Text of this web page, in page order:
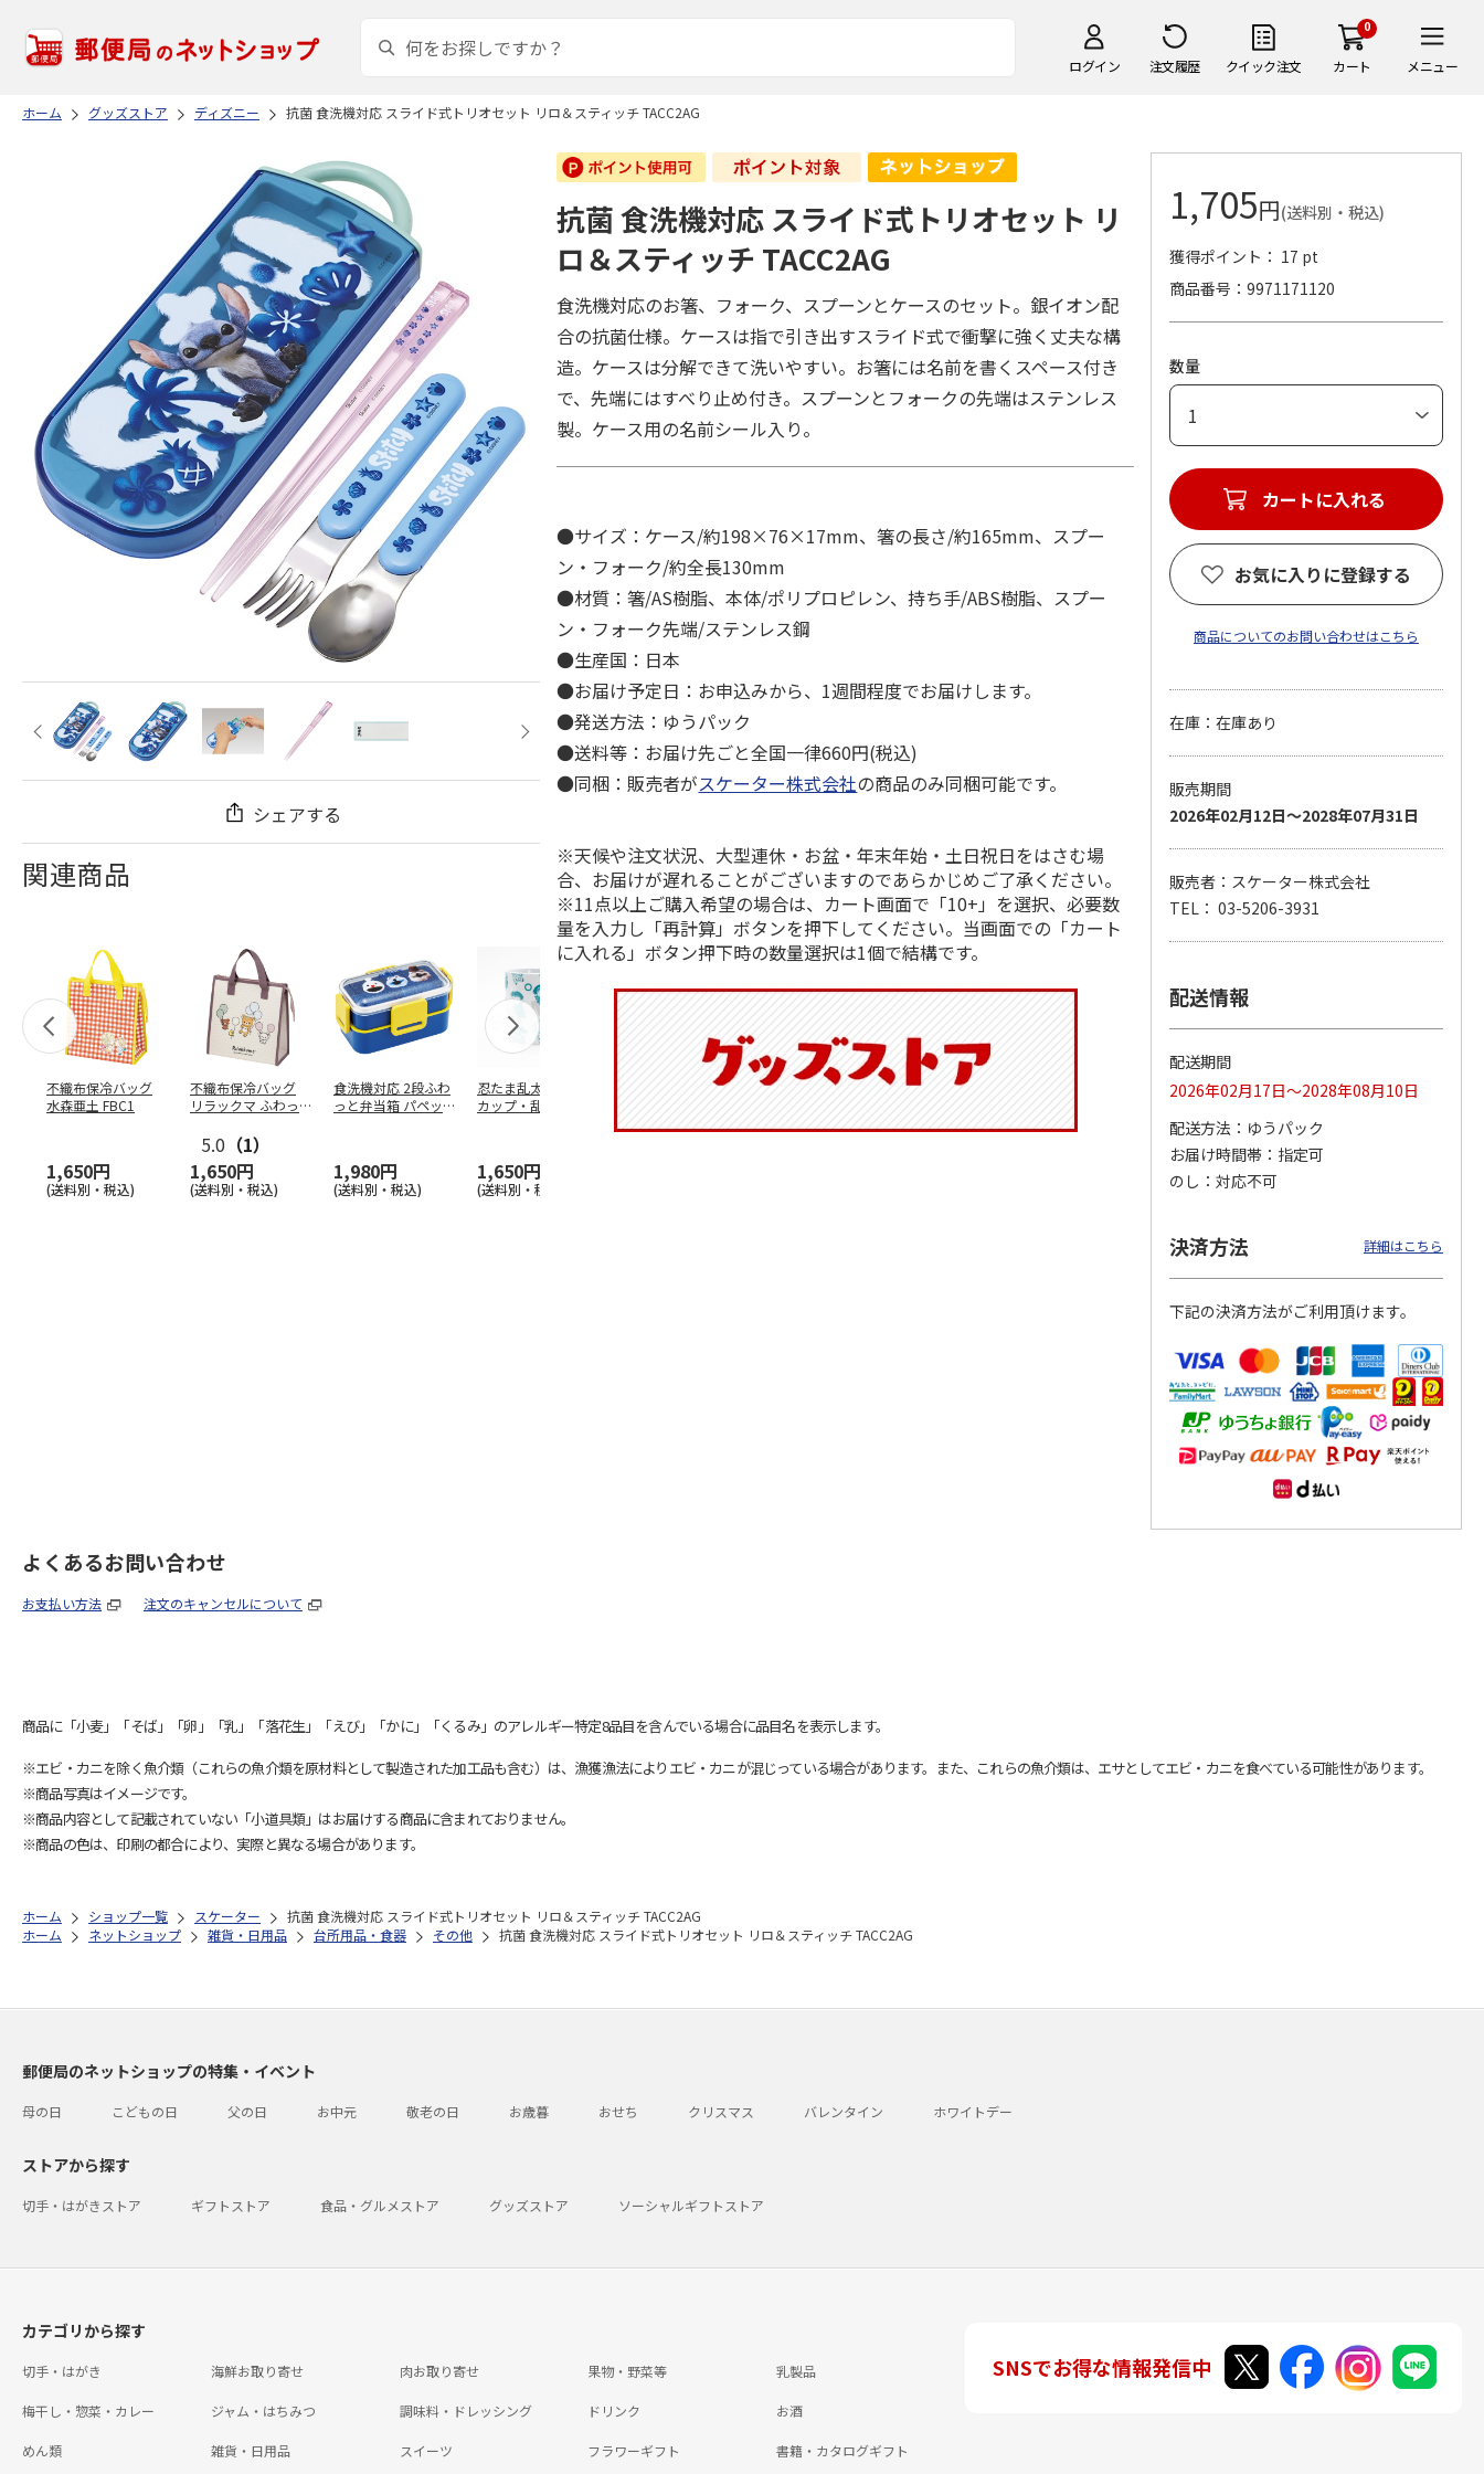
ログイン 注文履歴 クイック注文
0
カート メニュー
ホーム グッズストア ディズニー 抗菌 食洗機対応 スライド式トリオセット リロ＆スティッチ TACC2AG
シェアする
関連商品
不織布保冷バッグ
水森亜土 FBC1
1,650円
(送料別・税込)
不織布保冷バッグ
リラックマ ふわっ
5.0 （1）
1,650円
(送料別・税込)
食洗機対応 2段ふわ
っと弁当箱 パペッ
1,980円
(送料別・税込)
忍たま乱太郎 マグ
カップ・乱太郎・き
1,650円
(送料別・税込)
抗菌食洗機対応 ふ
わっと弁当箱 530ml
水森亜土 PF …
陶器ダイカットマグ
カップ ポムポムプ
リン CHMGD4
マスコット入りドリ
ンクボトル ハロー
キティ PSPR5MC
ふわっとフタタイト
ランチボックス角型
パペットスンスン
コーデュロイ生地ラ
キティ KCOB2
2,200円
(送料別・税込)
八角形ステンレスマ
抗菌 食洗機対応 スライド式トリオセット リ
ロ＆スティッチ TACC2AG
食洗機対応のお箸、フォーク、スプーンとケースのセット。銀イオン配
合の抗菌仕様。ケースは指で引き出すスライド式で衝撃に強く丈夫な構
造。ケースは分解できて洗いやすい。お箸には名前を書くスペース付き
で、先端にはすべり止め付き。スプーンとフォークの先端はステンレス
製。ケース用の名前シール入り。
●サイズ：ケース/約198×76×17mm、箸の長さ/約165mm、スプー
ン・フォーク/約全長130mm
●材質：箸/AS樹脂、本体/ポリプロピレン、持ち手/ABS樹脂、スプー
ン・フォーク先端/ステンレス鋼
●生産国：日本
●お届け予定日：お申込みから、1週間程度でお届けします。
●発送方法：ゆうパック
●送料等：お届け先ごと全国一律660円(税込)
●同梱：販売者がスケーター株式会社の商品のみ同梱可能です。
※天候や注文状況、大型連休・お盆・年末年始・土日祝日をはさむ場
合、お届けが遅れることがございますのであらかじめご了承ください。
※11点以上ご購入希望の場合は、カート画面で「10+」を選択、必要数
量を入力し「再計算」ボタンを押下してください。当画面での「カート
に入れる」ボタン押下時の数量選択は1個で結構です。
1,705円(送料別・税込)
獲得ポイント： 17 pt
商品番号
9971171120
数量
カートに入れる
お気に入りに登録する
商品についてのお問い合わせはこちら
在庫：在庫あり
販売期間
2026年02月12日～2028年07月31日
販売者：スケーター株式会社
TEL： 03-5206-3931
配送情報
配送期間
2026年02月17日～2028年08月10日
配送方法
ゆうパック
お届け時間帯
指定可
のし
対応不可
決済方法 詳細はこちら
下記の決済方法がご利用頂けます。
よくあるお問い合わせ
お支払い方法 注文のキャンセルについて
商品に「小麦」「そば」「卵」「乳」「落花生」「えび」「かに」「くるみ」のアレルギー特定8品目を含んでいる場合に品目名を表示します。
※エビ・カニを除く魚介類（これらの魚介類を原材料として製造された加工品も含む）は、漁獲漁法によりエビ・カニが混じっている場合があります。また、これらの魚介類は、エサとしてエビ・カニを食べている可能性があります。
※商品写真はイメージです。
※商品内容として記載されていない「小道具類」はお届けする商品に含まれておりません。
※商品の色は、印刷の都合により、実際と異なる場合があります。
ホーム ショップ一覧 スケーター
抗菌 食洗機対応 スライド式トリオセット リロ＆スティッチ TACC2AG
ホーム
ネットショップ 雑貨・日用品 台所用品・食器 その他 抗菌 食洗機対応 スライド式トリオセット リロ＆スティッチ TACC2AG
郵便局のネットショップの特集・イベント
母の日 こどもの日 父の日 お中元 敬老の日 お歳暮 おせち クリスマス バレンタイン ホワイトデー
ストアから探す
切手・はがきストア ギフトストア 食品・グルメストア グッズストア ソーシャルギフトストア
カテゴリから探す
切手・はがき 海鮮お取り寄せ 肉お取り寄せ 果物・野菜等 乳製品
梅干し・惣菜・カレー ジャム・はちみつ 調味料・ドレッシング ドリンク お酒
めん類 雑貨・日用品 スイーツ フラワーギフト 書籍・カタログギフト
SNSでお得な情報発信中